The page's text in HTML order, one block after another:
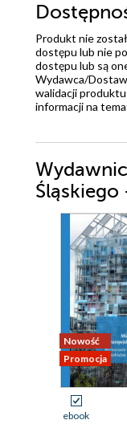
Produkt nie
dostępu lub nie
dostępu lub są
Wydawca/
walidacji
informacji na
Śląskiego
Nowość
Promocja
ebook